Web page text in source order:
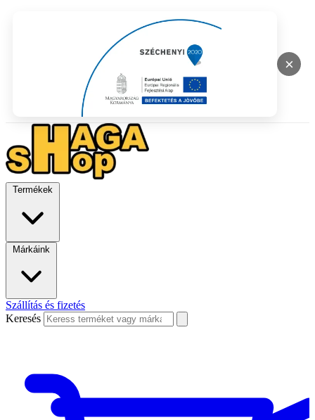
×
Termékek
Márkáink
Szállítás és fizetés
Keresés